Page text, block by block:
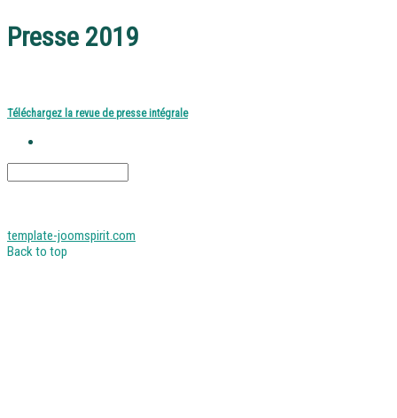
Presse 2019
Téléchargez la revue de presse intégrale
template-joomspirit.com
Back to top